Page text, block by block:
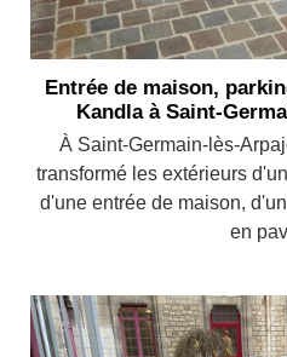
Entrée de maison,
Kandla à Saint-
À Saint-Germain-lès-
transformé les extérieurs
d'une entrée de maison,
en